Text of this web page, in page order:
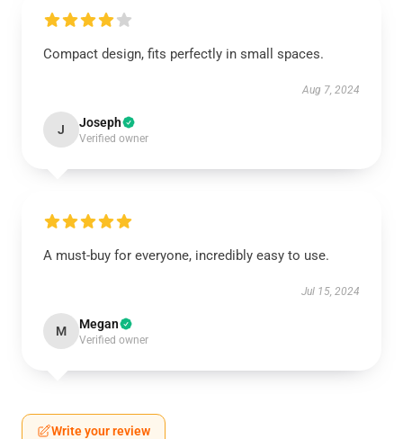
Compact design, fits perfectly in small spaces.
Aug 7, 2024
J Joseph
Verified owner
A must-buy for everyone, incredibly easy to use.
Jul 15, 2024
M Megan
Verified owner
Write your review